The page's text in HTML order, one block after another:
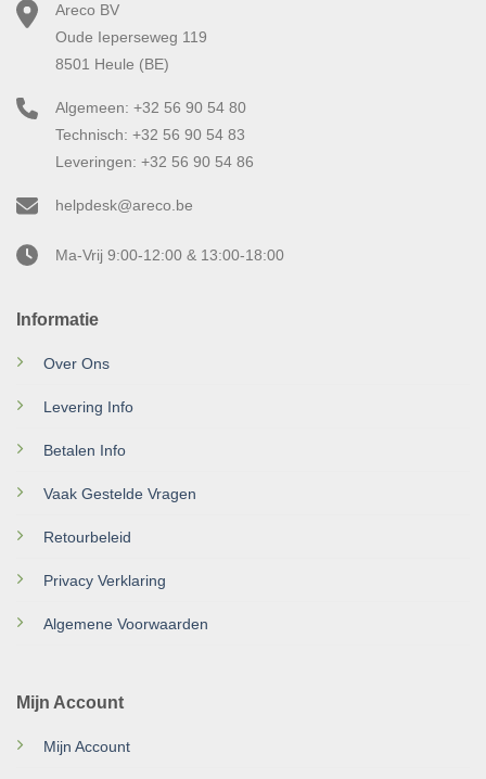
Informatie
Over Ons
Levering Info
Betalen Info
Vaak Gestelde Vragen
Retourbeleid
Privacy Verklaring
Algemene Voorwaarden
Mijn Account
Mijn Account
Areco BV
Oude Ieperseweg 119
8501 Heule (BE)
Algemeen: +32 56 90 54 80
Technisch: +32 56 90 54 83
Leveringen: +32 56 90 54 86
helpdesk@areco.be
Ma-Vrij 9:00-12:00 & 13:00-18:00